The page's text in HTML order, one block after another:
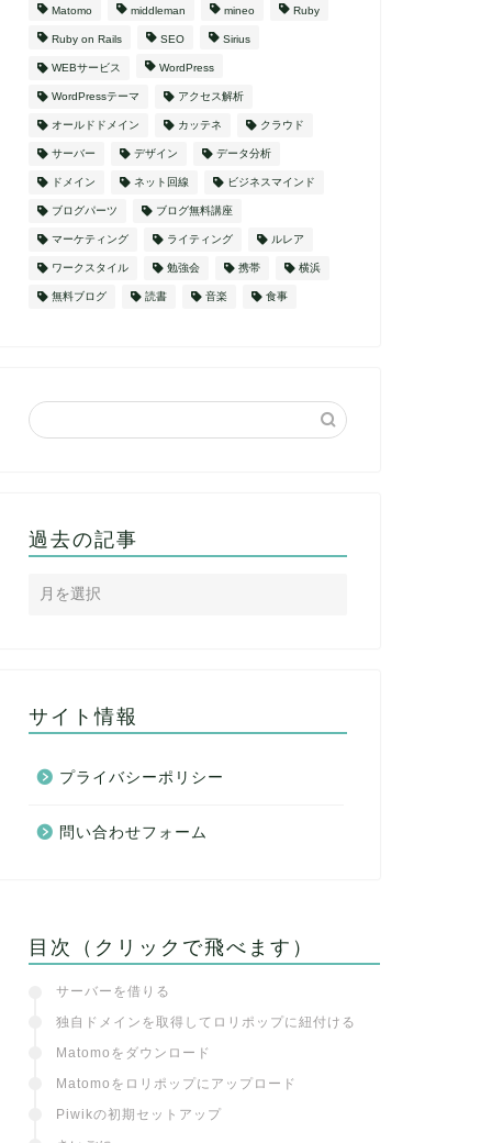
Matomo middleman mineo Ruby
Ruby on Rails SEO Sirius
WEBサービス WordPress
WordPressテーマ アクセス解析
オールドドメイン カッテネ クラウド
サーバー デザイン データ分析
ドメイン ネット回線 ビジネスマインド
ブログパーツ ブログ無料講座
マーケティング ライティング ルレア
ワークスタイル 勉強会 携帯 横浜
無料ブログ 読書 音楽 食事
過去の記事
サイト情報
プライバシーポリシー
問い合わせフォーム
目次（クリックで飛べます）
サーバーを借りる
独自ドメインを取得してロリポップに紐付ける
Matomoをダウンロード
Matomoをロリポップにアップロード
Piwikの初期セットアップ